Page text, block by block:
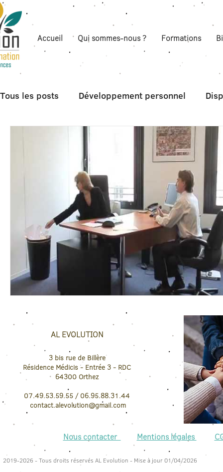
Accueil Qui sommes-nous ? Formations
Tous les posts Développement personnel
AL EVOLUTION
3 bis rue de Billère
Résidence Médicis - Entrée 3 - RDC
64300 Orthez
07.49.53.59.55 / 06.95.88.31.44
contact.alevolution@gmail.com
Nous contacter Mentions légales
2019-2026 - Tous droits réservés AL Evolution - Mise à jour 01/04/2026